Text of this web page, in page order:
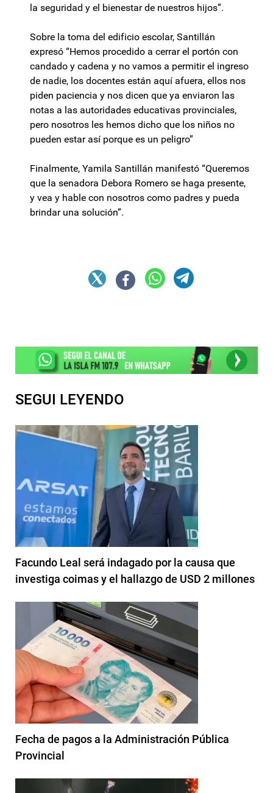
la seguridad y el bienestar de nuestros hijos”.
Sobre la toma del edificio escolar, Santillán
expresó “Hemos procedido a cerrar el portón con
candado y cadena y no vamos a permitir el ingreso
de nadie, los docentes están aquí afuera, ellos nos
piden paciencia y nos dicen que ya enviaron las
notas a las autoridades educativas provinciales,
pero nosotros les hemos dicho que los niños no
pueden estar así porque es un peligro”
Finalmente, Yamila Santillán manifestó “Queremos
que la senadora Debora Romero se haga presente,
y vea y hable con nosotros como padres y pueda
brindar una solución”.
SEGUI LEYENDO
Facundo Leal será indagado por la causa que
investiga coimas y el hallazgo de USD 2 millones
Fecha de pagos a la Administración Pública
Provincial